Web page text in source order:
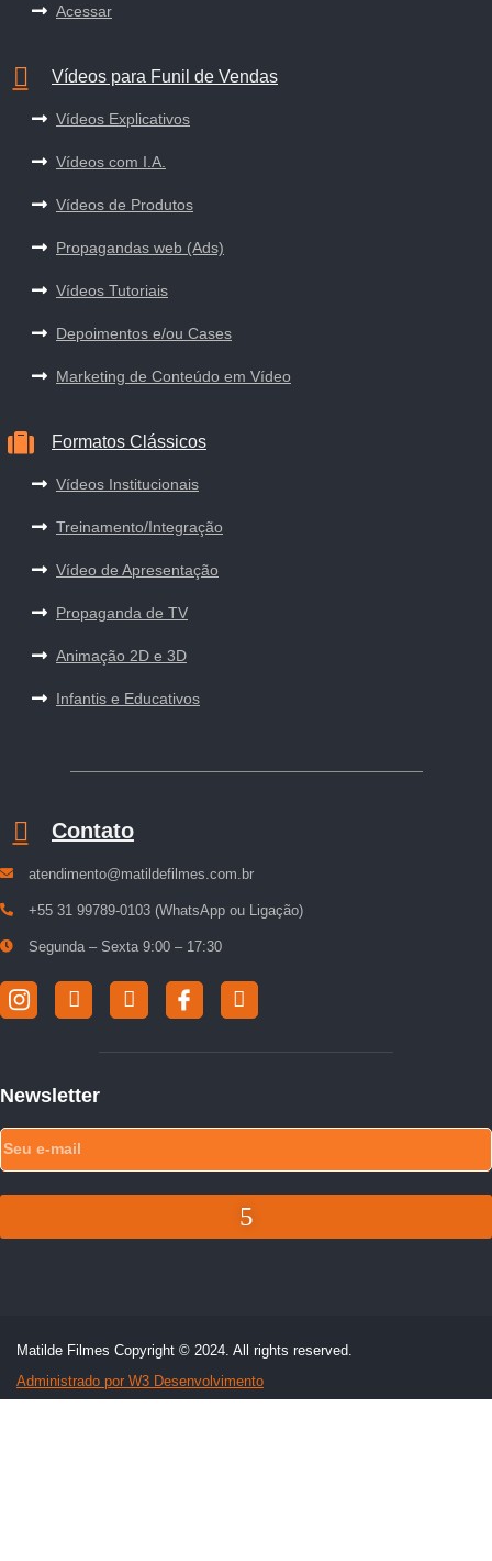
Acessar
Vídeos para Funil de Vendas
Vídeos Explicativos
Vídeos com I.A.
Vídeos de Produtos
Propagandas web (Ads)
Vídeos Tutoriais
Depoimentos e/ou Cases
Marketing de Conteúdo em Vídeo
Formatos Clássicos
Vídeos Institucionais
Treinamento/Integração
Vídeo de Apresentação
Propaganda de TV
Animação 2D e 3D
Infantis e Educativos
Contato
atendimento@matildefilmes.com.br
+55 31 99789-0103 (WhatsApp ou Ligação)
Segunda – Sexta 9:00 – 17:30
Newsletter
Matilde Filmes Copyright © 2024. All rights reserved.
Administrado por W3 Desenvolvimento